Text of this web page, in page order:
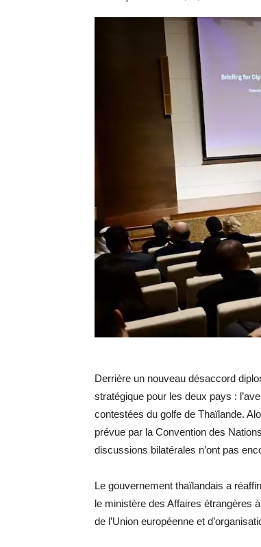
Derrière un nouveau désaccord
stratégique pour les deux pays :
contestées du golfe de Thaïlande.
prévue par la Convention des
discussions bilatérales n’ont pas
Le gouvernement thaïlandais a
le ministère des Affaires étrangères
de l’Union européenne et